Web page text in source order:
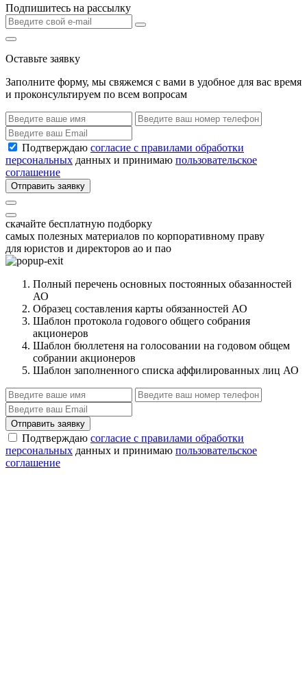
Подпишитесь на рассылку
Оставьте заявку
Заполните форму, мы свяжемся с вами в удобное для вас время
и проконсультируем по всем вопросам
Подтверждаю согласие с правилами обработки
персональных данных и принимаю пользовательское
соглашение
Отправить заявку
скачайте бесплатную подборку
самых полезных материалов по корпоративному праву
для юристов и директоров ао и пао
Полный перечень основных постоянных обазанностей
АО
Образец составления карты обязанностей АО
Шаблон протокола годового общего собрания
акционеров
Шаблон бюллетеня на голосовании на годовом общем
собрании акционеров
Шаблон заполненного списка аффилированных лиц АО
Отправить заявку
Подтверждаю согласие с правилами обработки
персональных данных и принимаю пользовательское
соглашение